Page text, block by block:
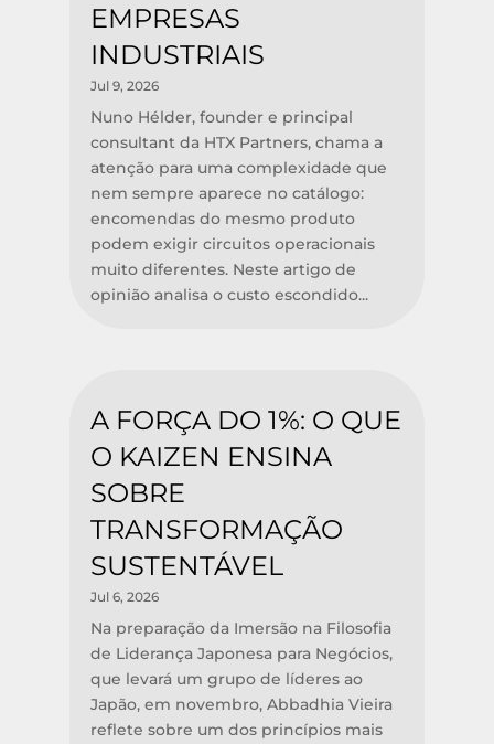
EMPRESAS
INDUSTRIAIS
Jul 9, 2026
Nuno Hélder, founder e principal
consultant da HTX Partners, chama a
atenção para uma complexidade que
nem sempre aparece no catálogo:
encomendas do mesmo produto
podem exigir circuitos operacionais
muito diferentes. Neste artigo de
opinião analisa o custo escondido...
A FORÇA DO 1%: O QUE
O KAIZEN ENSINA
SOBRE
TRANSFORMAÇÃO
SUSTENTÁVEL
Jul 6, 2026
Na preparação da Imersão na Filosofia
de Liderança Japonesa para Negócios,
que levará um grupo de líderes ao
Japão, em novembro, Abbadhia Vieira
reflete sobre um dos princípios mais